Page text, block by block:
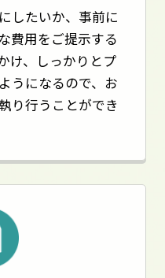
したいか、事前に
費用をご提示する
け、しっかりとプ
うになるので、お
り行うことができ